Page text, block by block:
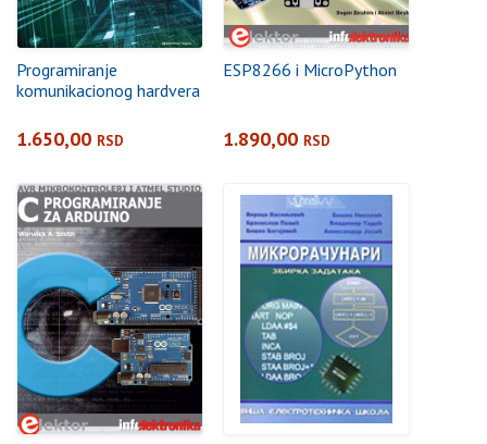
Programiranje
komunikacionog hardvera
1.650,00 RSD
ESP8266 i MicroPython
1.890,00 RSD